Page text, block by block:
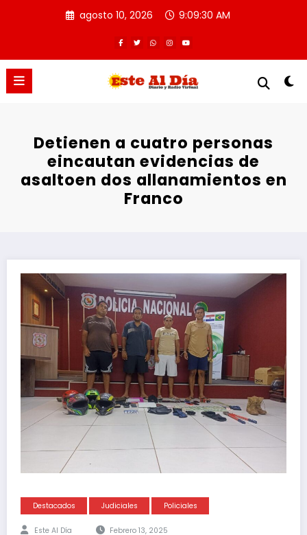
agosto 10, 2026 9:09:31 AM
Detienen a cuatro personas
eincautan evidencias de
asaltoen dos allanamientos en
Franco
Destacados Judiciales Policiales
Este Al Día Febrero 13, 2025